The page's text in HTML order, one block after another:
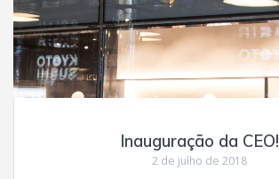
Inauguração da CEO!
2 de julho de 2018